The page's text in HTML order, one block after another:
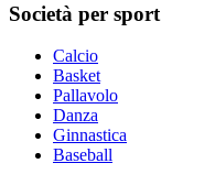
Società per sport
Calcio
Basket
Pallavolo
Danza
Ginnastica
Baseball